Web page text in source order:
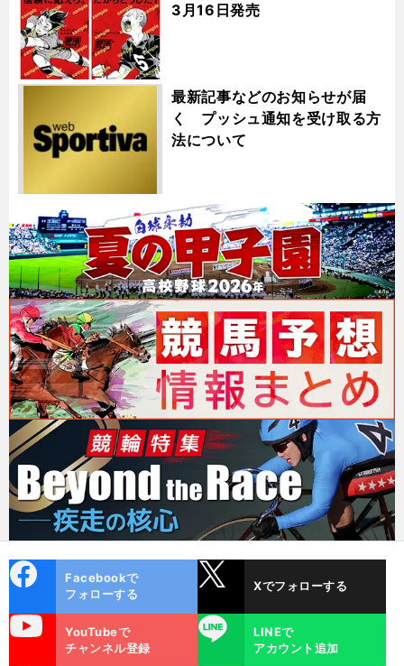
3月16日発売
最新記事などのお知らせが届
く プッシュ通知を受け取る方
法について
ok
Facebookで
フォローする
Xでフォローする
YouTubeで
チャンネル登録
LINE
LINEで
アカウント追加